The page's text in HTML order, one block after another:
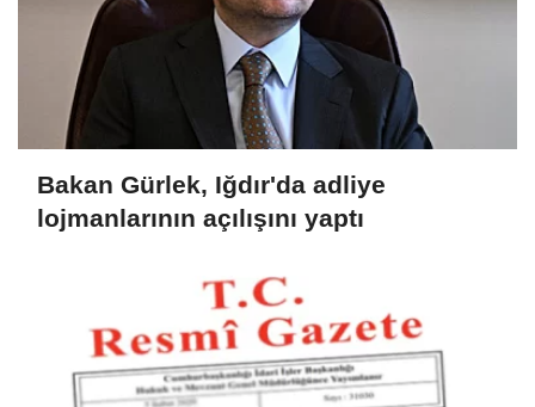
Bakan Gürlek, Iğdır'da adliye
lojmanlarının açılışını yaptı